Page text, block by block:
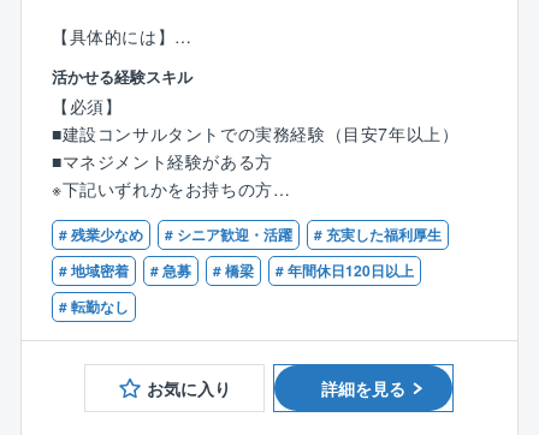
社会的に価値のある多種多様なインフラ構築を実現す
る事業を行っています。
【企業の魅力】
◇プロジェクトの進捗具合により止む無く休日出勤を
した場合には
年間の離職率は3％以下 ！腰を据えて働ける環境が整
っています。
◇社員のスキルアップ支援が手厚いことも魅力。
教育専門部署「IFM材育成部」が、各種公的資格の取
得支援をはじめ、
独自の研修プログラムの提供も行っております。
【具体的には】
道路橋、歩道橋、水路橋など各種の橋梁や一般道路構
造物の基本計画に基づく調査、比較設計、詳細設計、
解析、施工管理に最新の技術で対応し、高い精度の成
果を収めるため、建設コストの縮減を目指し、自然と
の調和を意識した設計施工をご担当いただきます。
■職務詳細
土木工事全般の設計業務を主軸に、その他の企画、計
画、調査、測量、点検など。
また、社内での打ち合わせ、発注者（主に官公庁）と
の折衝、打ち合わせ・折衝に伴う議事録などの資料作
成も行います。
活かせる経験スキル
【必須】
■建設コンサルタントでの実務経験（目安7年以上）
■マネジメント経験がある方
※下記いずれかをお持ちの方
■技術士（建設部門：鋼構造及びコンクリート）
■RCCM（鋼構造及びコンクリート）
# 残業少なめ # シニア歓迎・活躍
# 充実した福利厚生
# 地域密着
# 急募 # 橋梁
# 年間休日120日以上
# 転勤なし
お気に入り 詳細を見る